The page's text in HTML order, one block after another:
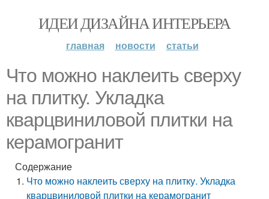
ИДЕИ ДИЗАЙНА ИНТЕРЬЕРА
главная новости статьи
Что можно наклеить сверху
на плитку. Укладка
кварцвиниловой плитки на
керамогранит
Содержание
Что можно наклеить сверху на плитку. Укладка
кварцвиниловой плитки на керамогранит